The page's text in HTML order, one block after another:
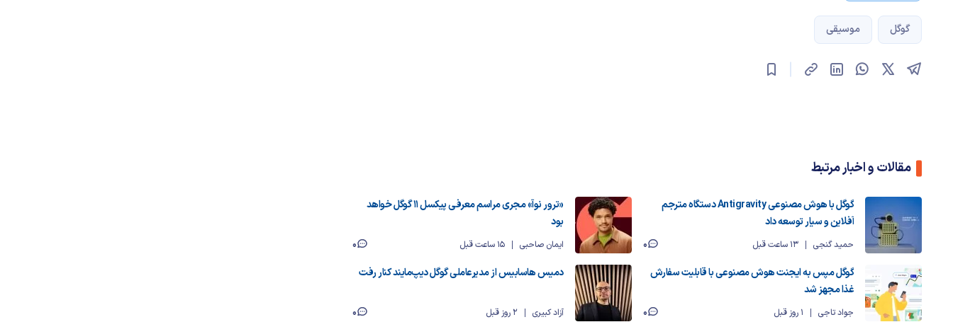
گوگل موسیقی
مقالات و اخبار مرتبط
گوگل با هوش مصنوعی Antigravity دستگاه مترجم
آفلاین و سیار توسعه داد
حمید گنجی 13 ساعت قبل 0
«ترور نوآ» مجری مراسم معرفی پیکسل ۱۱ گوگل خواهد
بود
ایمان صاحبی 15 ساعت قبل
0
گوگل مپس به ایجنت هوش مصنوعی با قابلیت سفارش
غذا مجهز شد
جواد تاجی 1 روز قبل 0
دمیس هاسابیس از مدیرعاملی گوگل دیپ‌مایند کنار رفت
آزاد کبیری 2 روز قبل 0